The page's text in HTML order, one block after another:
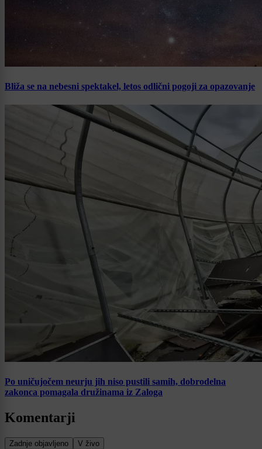
Bliža se na nebesni spektakel, letos odlični pogoji za opazovanje
Po uničujočem neurju jih niso pustili samih, dobrodelna
zakonca pomagala družinama iz Zaloga
Komentarji
Zadnje objavljeno V živo